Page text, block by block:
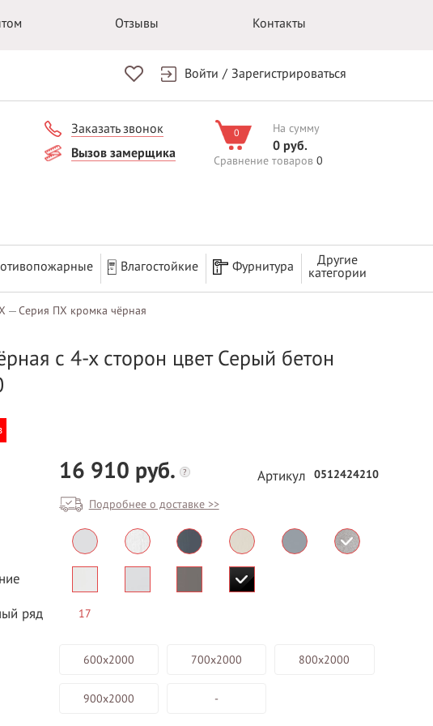
Отзывы Контакты
Войти / Зарегистрироваться
Заказать звонок
Вызов замерщика
0 На сумму
0 руб.
Сравнение товаров 0
Влагостойкие Фурнитура
Другие
категории
Серия ПХ кромка чёрная
БЕСПЛАТНЫЙ ВЫЕЗД НА
ЗАМЕР
с 4-х сторон цвет Серый бетон
16 910 руб. ?
Подробнее о доставке >>
Артикул 0512424210
ряд 17
600х2000 700х2000 800х2000
900х2000 -